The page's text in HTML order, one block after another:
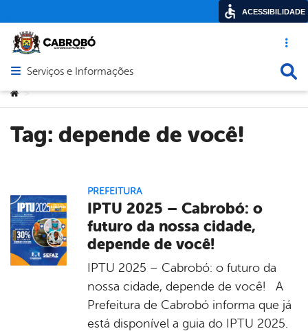
Acesso
Abrir menu principal de navegação
Serviços e Informações
Você está aqui:
>
Tag: depende de você!
PREFEITURA
IPTU 2025 – Cabrobó: o
futuro da nossa cidade,
depende de você!
IPTU 2025 – Cabrobó: o futuro da
nossa cidade, depende de você! A
Prefeitura de Cabrobó informa que já
está disponível a guia do IPTU 2025.
ACESSIBILIDADE